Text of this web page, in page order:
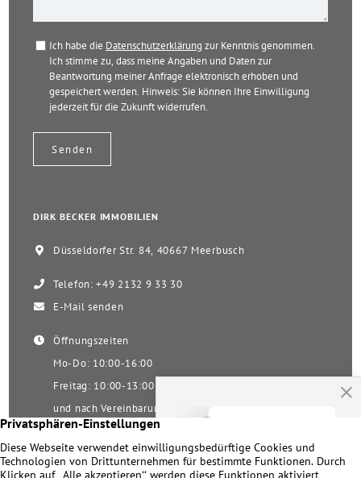
Ich habe die Datenschutzerklärung zur Kenntnis genommen.
Ich stimme zu, dass meine Angaben und Daten zur
Beantwortung meiner Anfrage elektronisch erhoben und
gespeichert werden. Hinweis: Sie können Ihre Einwilligung
jederzeit für die Zukunft widerrufen.
DIRK BECKER IMMOBILIEN
Düsseldorfer Str. 84, 40667 Meerbusch
Telefon: +49 2132 9 33 30
E-Mail senden
Öffnungszeiten
Mo-Do: 10:00-16:00
Freitag: 10:00-13:00
und nach Vereinbarung
Samstag nach Vereinbarung!
Unsere Facebookseite